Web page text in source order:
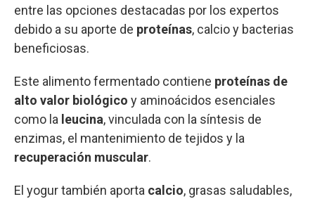
entre las opciones destacadas por los expertos
debido a su aporte de proteínas, calcio y bacterias
beneficiosas.
Este alimento fermentado contiene proteínas de
alto valor biológico y aminoácidos esenciales
como la leucina, vinculada con la síntesis de
enzimas, el mantenimiento de tejidos y la
recuperación muscular.
El yogur también aporta calcio, grasas saludables,